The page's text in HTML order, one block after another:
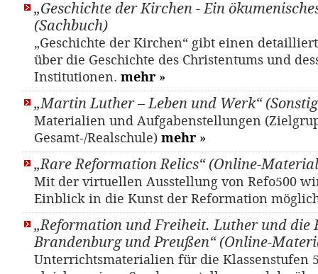
„Geschichte der Kirchen - Ein
(Sachbuch)
„Geschichte der Kirchen“ gibt einen
über die Geschichte des Christentums und
Institutionen. mehr »
„Martin Luther – Leben und Werk“
Materialien und Aufgabenstellungen
Gesamt-/Realschule) mehr »
„Rare Reformation Relics“ (Online-
Mit der virtuellen Ausstellung von Refo500
Einblick in die Kunst der Reformation
„Reformation und Freiheit. Luther und die
Brandenburg und Preußen“ (Online-
Unterrichtsmaterialien für die Klassenstufen